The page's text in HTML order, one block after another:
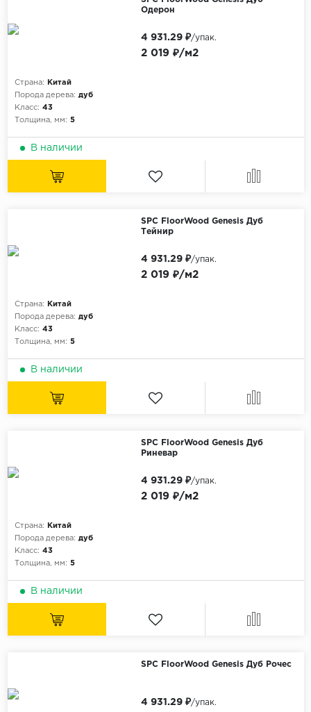
Одерон
Страна:
Китай
Порода дерева: дуб
Класс: 43
Толщина, мм: 5
2 019 ₽/м2
4 931.29 ₽/упак.
В наличии
SPC FloorWood Genesis Дуб
Тейнир
Страна:
Китай
Порода дерева: дуб
Класс: 43
Толщина, мм: 5
2 019 ₽/м2
4 931.29 ₽/упак.
В наличии
SPC FloorWood Genesis Дуб
Риневар
Страна:
Китай
Порода дерева: дуб
Класс: 43
Толщина, мм: 5
2 019 ₽/м2
4 931.29 ₽/упак.
В наличии
SPC FloorWood Genesis Дуб Рочес
4 931.29 ₽/упак.